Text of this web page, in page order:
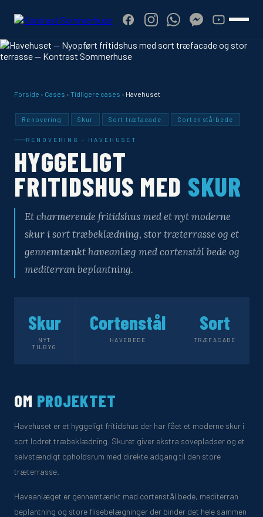
Forside › Cases › Tidligere cases › Havehuset
Renovering Skur Sort træfacade Corten stålbede
RENOVERING · HAVEHUSET
HYGGELIGT
FRITIDSHUS MED SKUR
Et charmerende fritidshus med et nyt moderne
skur i sort træbeklædning, stor træterrasse og et
gennemtænkt haveanlæg med cortenstål bede og
mediterran beplantning.
Skur
NYT
TILBYG
Cortenstål
HAVEBEDE
Sort
TRÆFACADE
OM PROJEKTET
Havehuset er et hyggeligt fritidshus der har fået et moderne skur i
sort lodret træbeklædning. Skuret giver ekstra sovepladser og et
selvstændigt opholdsrum med direkte adgang til den store
træterrasse.
Haveanlæget er gennemtænkt med cortenstål bede, mediterran
beplantning og store flisebelægninger der binder det hele sammen